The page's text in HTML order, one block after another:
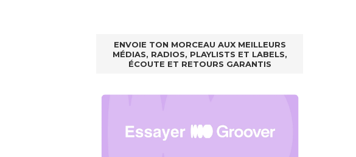
ENVOIE TON MORCEAU AUX MEILLEURS
MÉDIAS, RADIOS, PLAYLISTS ET LABELS,
ÉCOUTE ET RETOURS GARANTIS